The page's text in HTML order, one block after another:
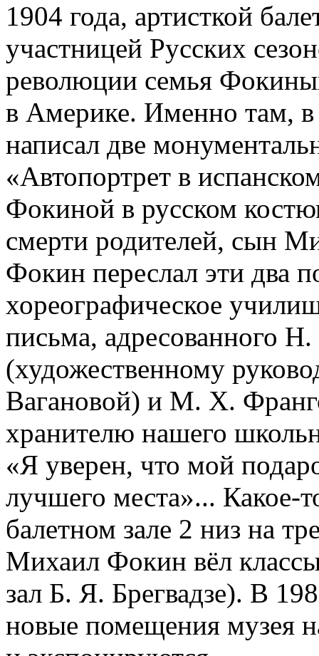
1904 года, артисткой
участницей Русских
революции семья
в Америке. Именно там,
написал две
«Автопортрет в
Фокиной в русском
смерти родителей, сын
Фокин переслал эти два
хореографическое
письма, адресованного
(художественному
Вагановой) и М. Х.
хранителю нашего
«Я уверен, что мой
лучшего места»... Какое-
балетном зале 2 низ на
Михаил Фокин вёл
зал Б. Я. Брегвадзе). В
новые помещения музея